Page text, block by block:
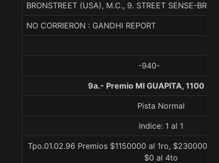
BRONSTREET (USA), M.C., 9. STREET SENSE-
NO CORRIERON : GANDHI REPORT
-940-
9a.- Premio MI GUAPITA, 1100
Pista Normal
Indice: 1 al 1
Tpo.01.02.96 Premios $1150000 al 1ro, $230000
$0 al 4to